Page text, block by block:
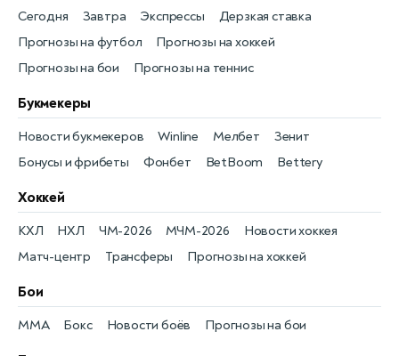
Прогнозы на футбол
Сегодня
Прогнозы на хоккей
Завтра
Прогнозы на бои
Экспрессы
Прогнозы на теннис
Дерзкая ставка
Букмекеры
Бонусы и фрибеты
Новости букмекеров
Фонбет
Winline
BetBoom
Мелбет
Bettery
Зенит
Хоккей
Новости хоккея
КХЛ
Матч-центр
НХЛ
Трансферы
ЧМ-2026
Прогнозы на хоккей
МЧМ-2026
Бои
Новости боёв
MMA Прогнозы на бои
Бокс